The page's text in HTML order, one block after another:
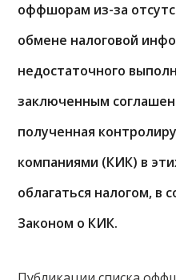
оффшорам из-за
обмене налоговой
недостаточного
заключенным
полученная
компаниями (КИК) в
облагаться налогом, в
Законом о КИК.